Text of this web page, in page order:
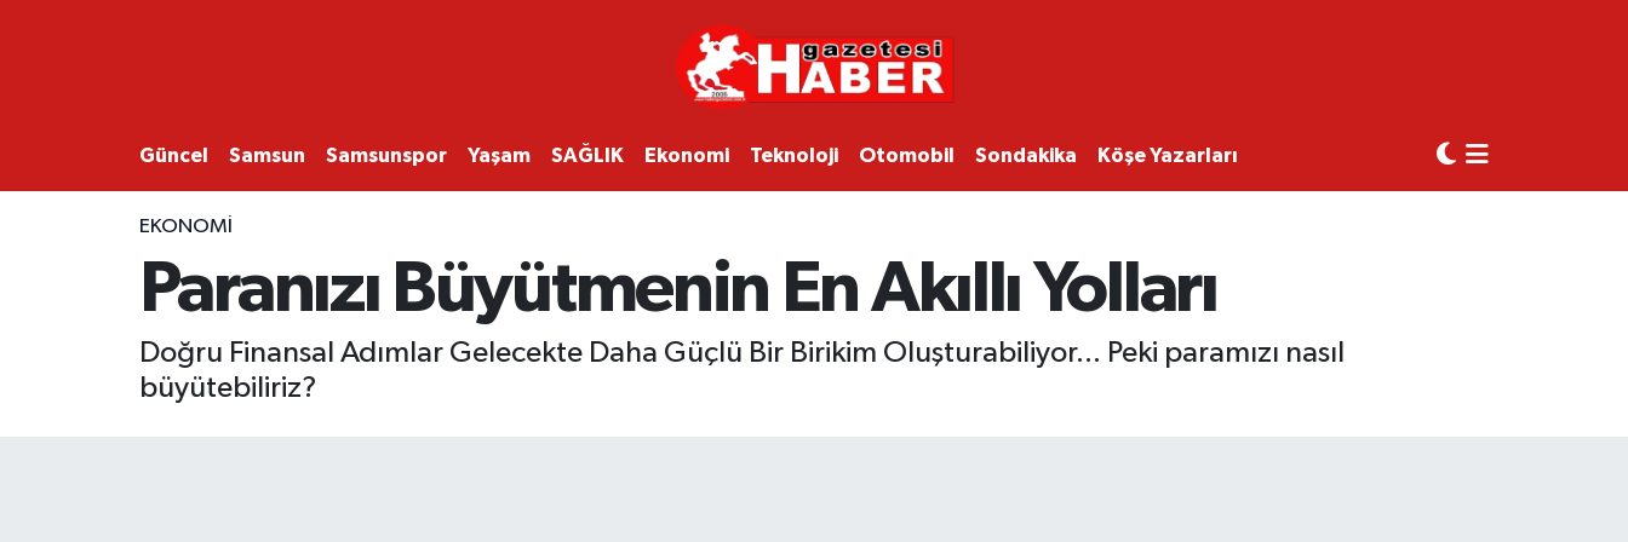
Güncel Samsun Samsunspor Yaşam SAĞLIK Ekonomi Teknoloji Otomobil Sondakika Köşe Yazarları
EKONOMİ
Paranızı Büyütmenin En Akıllı Yolları
Doğru Finansal Adımlar Gelecekte Daha Güçlü Bir Birikim Oluşturabiliyor... Peki paramızı nasıl
büyütebiliriz?
SAMSUN
SAMSUNSPOR
EKONOMİ